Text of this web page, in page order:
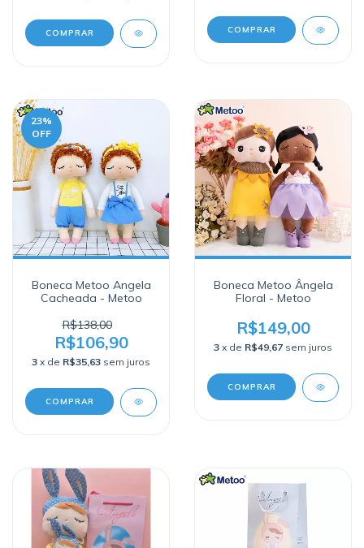
COMPRAR COMPRAR
23%
OFF
Boneca Metoo Angela
Cacheada - Metoo
R$138,00
R$106,90
3 x de R$35,63 sem juros
COMPRAR
Boneca Metoo Ângela
Floral - Metoo
R$149,00
3 x de R$49,67 sem juros
COMPRAR